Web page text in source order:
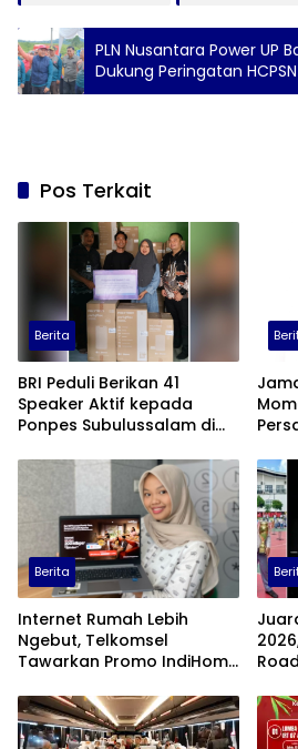
PLN Nusantara Power UP
Dukung Peringatan
Lampung Barat
Pos Terkait
Berita
BRI Peduli Berikan 41
Speaker Aktif kepada
Ponpes Subulussalam di
Berita
Internet Rumah Lebih
Ngebut, Telkomsel
Tawarkan Promo IndiHome